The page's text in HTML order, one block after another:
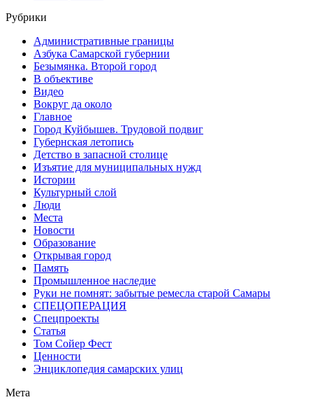
Рубрики
Административные границы
Азбука Самарской губернии
Безымянка. Второй город
В объективе
Видео
Вокруг да около
Главное
Город Куйбышев. Трудовой подвиг
Губернская летопись
Детство в запасной столице
Изъятие для муниципальных нужд
Истории
Культурный слой
Люди
Места
Новости
Образование
Открывая город
Память
Промышленное наследие
Руки не помнят: забытые ремесла старой Самары
СПЕЦОПЕРАЦИЯ
Спецпроекты
Статья
Том Сойер Фест
Ценности
Энциклопедия самарских улиц
Мета